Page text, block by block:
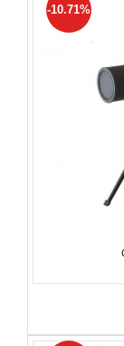
-10.71%